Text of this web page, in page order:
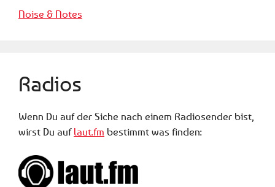
Noise & Notes
Radios
Wenn Du auf der Siche nach einem Radiosender bist,
wirst Du auf laut.fm bestimmt was finden: